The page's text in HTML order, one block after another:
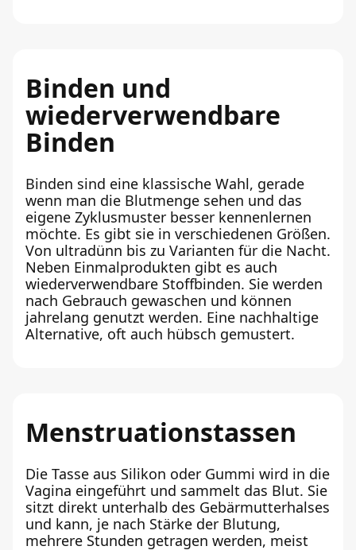
Binden und
wiederverwendbare
Binden
Binden sind eine klassische Wahl, gerade
wenn man die Blutmenge sehen und das
eigene Zyklusmuster besser kennenlernen
möchte. Es gibt sie in verschiedenen Größen.
Von ultradünn bis zu Varianten für die Nacht.
Neben Einmalprodukten gibt es auch
wiederverwendbare Stoffbinden. Sie werden
nach Gebrauch gewaschen und können
jahrelang genutzt werden. Eine nachhaltige
Alternative, oft auch hübsch gemustert.
Menstruationstassen
Die Tasse aus Silikon oder Gummi wird in die
Vagina eingeführt und sammelt das Blut. Sie
sitzt direkt unterhalb des Gebärmutterhalses
und kann, je nach Stärke der Blutung,
mehrere Stunden getragen werden, meist